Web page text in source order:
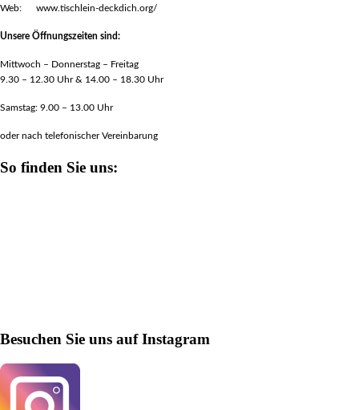
Web: www.tischlein-deckdich.org/
Unsere Öffnungszeiten sind:
Mittwoch – Donnerstag – Freitag
9.30 – 12.30 Uhr & 14.00 – 18.30 Uhr
Samstag: 9.00 – 13.00 Uhr
oder nach telefonischer Vereinbarung
So finden Sie uns:
Besuchen Sie uns auf Instagram